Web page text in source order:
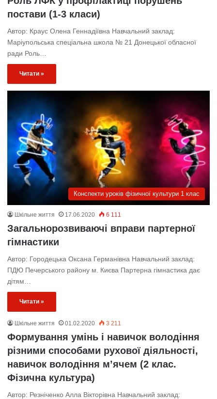
постави (1-3 класи)
Автор: Краус Олена Геннадіївна Навчальний заклад:
Маріупольська спеціальна школа № 21 Донецької обласної
ради Роль…
Читати »
Конспекти уроків фізичної культури 1 клас
Шкільне життя 17.06.2020 6 111
Загальнорозвиваючі вправи партерної
гімнастики
Автор: Городецька Оксана Германівна Навчальний заклад:
ПДЮ Печерського району м. Києва Партерна гімнастика дає
дітям…
Читати »
Шкільне життя 01.02.2020 3 211
Формування умінь і навичок володіння
різними способами рухової діяльності,
навичок володіння м’ячем (2 клас.
Фізична культура)
Автор: Резніченко Алла Вікторівна Навчальний заклад: